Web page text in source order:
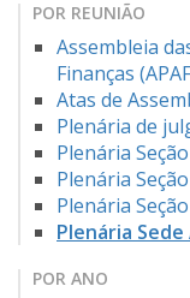
POR REUNIÃO
Assembleia
Finanças
Atas de
Plenária de
Plenária
Plenária
Plenária
Plenária Sede
POR ANO